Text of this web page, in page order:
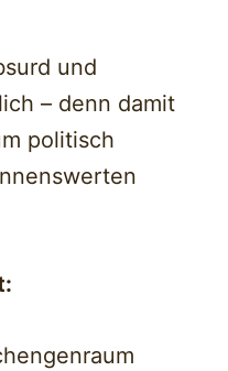
und
– denn damit
politisch